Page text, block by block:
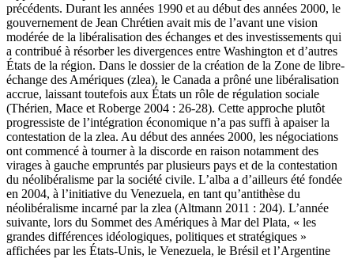
précédents. Durant les années 1990 et au début des années 2000, le
gouvernement de Jean Chrétien avait mis de l’avant une vision
modérée de la libéralisation des échanges et des investissements qui
a contribué à résorber les divergences entre Washington et d’autres
États de la région. Dans le dossier de la création de la Zone de libre-
échange des Amériques (zlea), le Canada a prôné une libéralisation
accrue, laissant toutefois aux États un rôle de régulation sociale
(Thérien, Mace et Roberge 2004 : 26-28). Cette approche plutôt
progressiste de l’intégration économique n’a pas suffi à apaiser la
contestation de la zlea. Au début des années 2000, les négociations
ont commencé à tourner à la discorde en raison notamment des
virages à gauche empruntés par plusieurs pays et de la contestation
du néolibéralisme par la société civile. L’alba a d’ailleurs été fondée
en 2004, à l’initiative du Venezuela, en tant qu’antithèse du
néolibéralisme incarné par la zlea (Altmann 2011 : 204). L’année
suivante, lors du Sommet des Amériques à Mar del Plata, « les
grandes différences idéologiques, politiques et stratégiques »
affichées par les États-Unis, le Venezuela, le Brésil et l’Argentine